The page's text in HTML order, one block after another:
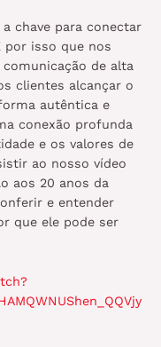
chave para conectar
por isso que nos
de alta
clientes alcançar o
autêntica e
conexão profunda
e os valores de
ao nosso vídeo
aos 20 anos da
e entender
que ele pode ser